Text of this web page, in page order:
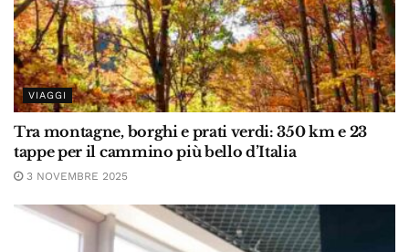
VIAGGI
Tra montagne, borghi e prati verdi: 350 km e 23
tappe per il cammino più bello d’Italia
3 NOVEMBRE 2025